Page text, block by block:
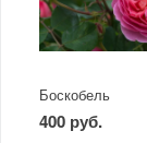
Боскобель
400 руб.